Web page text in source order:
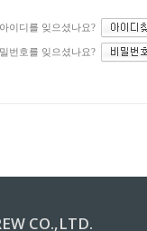
아이디를 잊으셨나요?
번호를 잊으셨나요?
CO.,LTD.